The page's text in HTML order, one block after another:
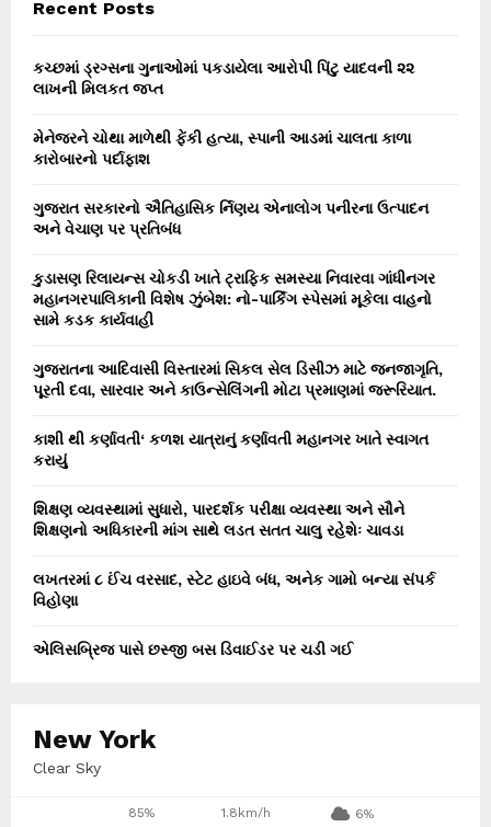
h
o
r
Recent Posts
કચ્છમાં ડ્રગ્સના ગુનાઓમાં પકડાયેલા આરોપી પિંટુ યાદવની ૨૨
લાખની મિલકત જપ્ત
મેનેજરને ચોથા માળેથી ફેંકી હત્યા, સ્પાની આડમાં ચાલતા કાળા
કારોબારનો પર્દાફાશ
ગુજરાત સરકારનો ઐતિહાસિક ર્નિણય એનાલોગ પનીરના ઉત્પાદન
અને વેચાણ પર પ્રતિબંધ
કુડાસણ રિલાયન્સ ચોકડી ખાતે ટ્રાફિક સમસ્યા નિવારવા ગાંધીનગર
મહાનગરપાલિકાની વિશેષ ઝુંબેશ: નો-પાર્કિંગ સ્પેસમાં મૂકેલા વાહનો
સામે કડક કાર્યવાહી
ગુજરાતના આદિવાસી વિસ્તારમાં સિકલ સેલ ડિસીઝ માટે જનજાગૃતિ,
પૂરતી દવા, સારવાર અને કાઉન્સેલિંગની મોટા પ્રમાણમાં જરૂરિયાત.
કાશી થી કર્ણાવતી‘ કળશ યાત્રાનું કર્ણાવતી મહાનગર ખાતે સ્વાગત
કરાયું
શિક્ષણ વ્યવસ્થામાં સુધારો, પારદર્શક પરીક્ષા વ્યવસ્થા અને સૌને
શિક્ષણનો અધિકારની માંગ સાથે લડત સતત ચાલુ રહેશેઃ ચાવડા
લખતરમાં ૮ ઈંચ વરસાદ, સ્ટેટ હાઇવે બંધ, અનેક ગામો બન્યા સંપર્ક
વિહોણા
એલિસબ્રિજ પાસે છસ્જી બસ ડિવાઈડર પર ચડી ગઈ
New York
Clear Sky
85% 1.8km/h 6%